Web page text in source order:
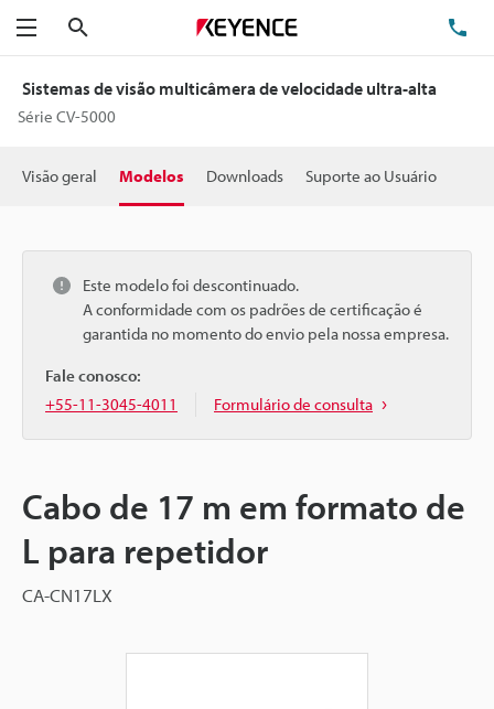
Menu
Sistemas de visão multicâmera de velocidade ultra-alta
Série CV-5000
Visão geral Modelos Downloads Suporte ao Usuário
Este modelo foi descontinuado.
A conformidade com os padrões de certificação é
garantida no momento do envio pela nossa empresa.
Fale conosco:
+55-11-3045-4011
Formulário de consulta
Cabo de 17 m em formato de
L para repetidor
CA-CN17LX